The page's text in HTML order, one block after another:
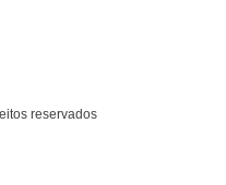
reservados